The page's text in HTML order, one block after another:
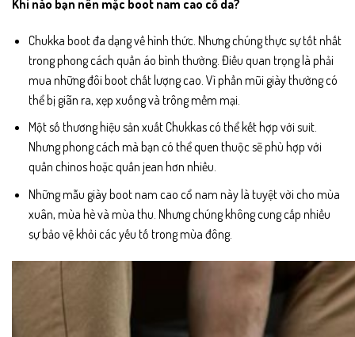
Khi nào bạn nên mặc boot nam cao cổ da?
Chukka boot đa dạng về hình thức. Nhưng chúng thực sự tốt nhất
trong phong cách quần áo bình thường. Điều quan trọng là phải
mua những đôi boot chất lượng cao. Vì phần mũi giày thường có
thể bị giãn ra, xẹp xuống và trông mềm mại.
Một số thương hiệu sản xuất Chukkas có thể kết hợp với suit.
Nhưng phong cách mà bạn có thể quen thuộc sẽ phù hợp với
quần chinos hoặc quần jean hơn nhiều.
Những mẫu giày boot nam cao cổ nam này là tuyệt vời cho mùa
xuân, mùa hè và mùa thu. Nhưng chúng không cung cấp nhiều
sự bảo vệ khỏi các yếu tố trong mùa đông.